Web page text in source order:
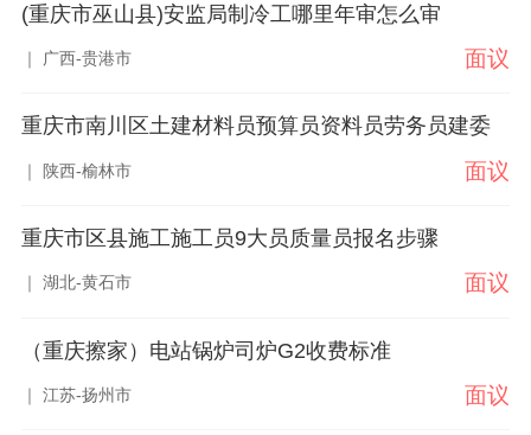
(重庆市巫山县)安监局制冷工哪里年审怎么审
｜ 广西-贵港市 面议
重庆市南川区土建材料员预算员资料员劳务员建委
｜ 陕西-榆林市 面议
重庆市区县施工施工员9大员质量员报名步骤
｜ 湖北-黄石市 面议
（重庆擦家）电站锅炉司炉G2收费标准
｜ 江苏-扬州市 面议